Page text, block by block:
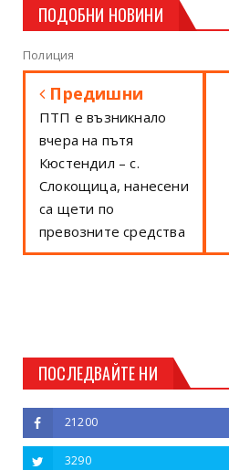
ПОДОБНИ НОВИНИ
Полиция
Предишни
ПТП е възникнало
вчера на пътя
Кюстендил – с.
Слокощица, нанесени
са щети по
превозните средства
ПОСЛЕДВАЙТЕ НИ
21200
3290